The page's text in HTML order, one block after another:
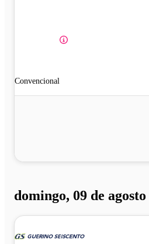
Convencional
domingo, 09 de agosto